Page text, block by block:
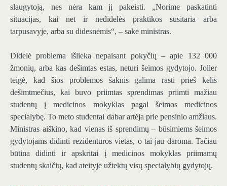
slaugytoją, nes nėra kam jį pakeisti. „Norime paskatinti
situacijas, kai net ir nedidelės praktikos susitaria arba
tarpusavyje, arba su didesnėmis“, – sakė ministras.
Didelė problema išlieka nepaisant pokyčių – apie 132 000
žmonių, arba kas dešimtas estas, neturi šeimos gydytojo. Joller
teigė, kad šios problemos šaknis galima rasti prieš kelis
dešimtmečius, kai buvo priimtas sprendimas priimti mažiau
studentų į medicinos mokyklas pagal šeimos medicinos
specialybę. To meto studentai dabar artėja prie pensinio amžiaus.
Ministras aiškino, kad vienas iš sprendimų – būsimiems šeimos
gydytojams didinti rezidentūros vietas, o tai jau daroma. Tačiau
būtina didinti ir apskritai į medicinos mokyklas priimamų
studentų skaičių, kad ateityje užtektų visų specialybių gydytojų.